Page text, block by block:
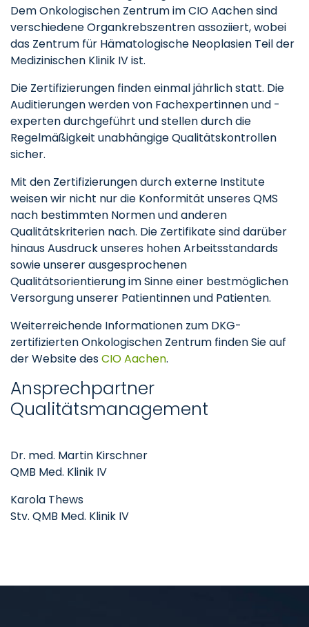
Dem Onkologischen Zentrum im CIO Aachen sind
verschiedene Organkrebszentren assoziiert, wobei
das Zentrum für Hämatologische Neoplasien Teil der
Medizinischen Klinik IV ist.
Die Zertifizierungen finden einmal jährlich statt. Die
Auditierungen werden von Fachexpertinnen und -
experten durchgeführt und stellen durch die
Regelmäßigkeit unabhängige Qualitätskontrollen
sicher.
Mit den Zertifizierungen durch externe Institute
weisen wir nicht nur die Konformität unseres QMS
nach bestimmten Normen und anderen
Qualitätskriterien nach. Die Zertifikate sind darüber
hinaus Ausdruck unseres hohen Arbeitsstandards
sowie unserer ausgesprochenen
Qualitätsorientierung im Sinne einer bestmöglichen
Versorgung unserer Patientinnen und Patienten.
Weiterreichende Informationen zum DKG-
zertifizierten Onkologischen Zentrum finden Sie auf
der Website desCIO Aachen.
Ansprechpartner
Qualitätsmanagement
Dr. med. Martin Kirschner
QMB Med. Klinik IV
Karola Thews
Stv. QMB Med. Klinik IV